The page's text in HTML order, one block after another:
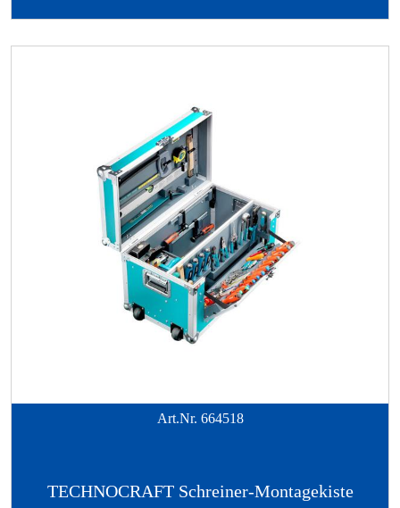
Art.Nr. 664518
TECHNOCRAFT Schreiner-Montagekiste